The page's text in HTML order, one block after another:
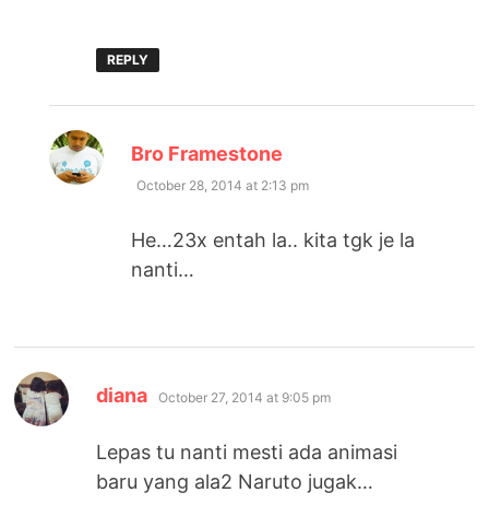
REPLY
Bro Framestone
October 28, 2014 at 2:13 pm
He…23x entah la.. kita tgk je la
nanti…
diana says:
October 27, 2014 at 9:05 pm
Lepas tu nanti mesti ada animasi
baru yang ala2 Naruto jugak…